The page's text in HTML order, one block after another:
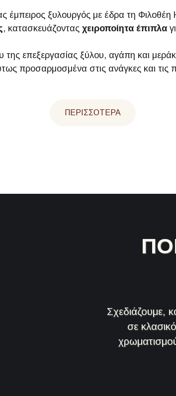
έμπειρος ξυλουργός με έδρα τη
, κατασκευάζοντας χειροποίητα έπιπλα
της επεξεργασίας ξύλου, αγάπη και
προσαρμοσμένα στις ανάγκες και τις
ΠΕΡΙΣΣΌΤΕΡΑ
Σχεδιάζουμε,
σε